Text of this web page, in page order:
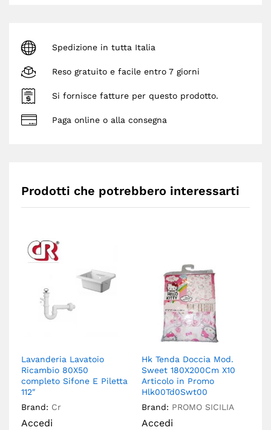
Spedizione in tutta Italia
Reso gratuito e facile entro 7 giorni
Si fornisce fatture per questo prodotto.
Paga online o alla consegna
Prodotti che potrebbero interessarti
Lavanderia Lavatoio
Ricambio 80X50
completo Sifone E Piletta
112″
Brand: Cr
Accedi
Hk Tenda Doccia Mod.
Sweet 180X200Cm X10
Articolo in Promo
Hlk00Td0Swt00
Brand: PROMO SICILIA
Accedi